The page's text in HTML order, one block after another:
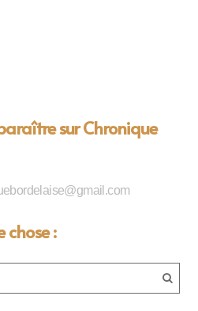
sur Chronique
chose :